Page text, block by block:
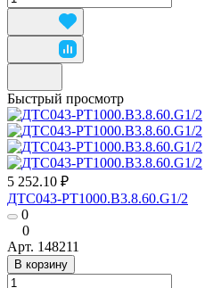
Быстрый просмотр
5 252.10 ₽
ДТС043-РТ1000.В3.8.60.G1/2
0
0
Арт. 148211
В корзину